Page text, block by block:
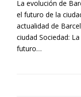
La evolución de
el futuro de la
actualidad de
ciudad Sociedad:
futuro…